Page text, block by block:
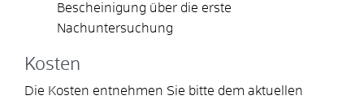
Bescheinigung über die erste
Nachuntersuchung
Kosten
Die Kosten entnehmen Sie bitte dem aktuellen